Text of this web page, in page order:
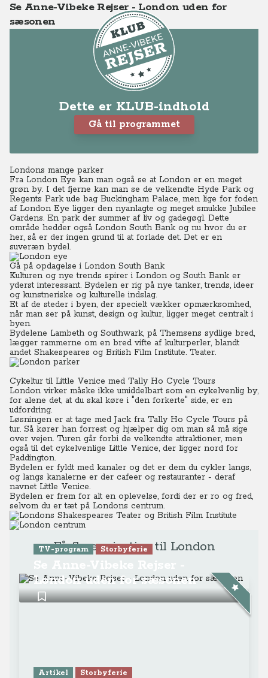
Se Anne-Vibeke Rejser - London uden for
sæsonen
Dette er KLUB-indhold
Gå til programmet
Londons mange parker
Fra London Eye kan man også se at London er en meget
grøn by. I det fjerne kan man se de velkendte Hyde Park og
Regents Park ude bag Buckingham Palace, men lige for foden
af London Eye ligger den nyanlagte og meget smukke Jubilee
Gardens. En park der summer af liv og gadegøgl. Dette
område hedder også London South Bank og nu hvor du er
her, så er der ingen grund til at forlade det. Det er en
suveræn bydel.
Gå på opdagelse i London South Bank
Kulturen og nye trends spirer i London og South Bank er
yderst interessant. Bydelen er rig på nye tanker, trends, ideer
og kunstneriske og kulturelle indslag.
Et af de steder i byen, der specielt vækker opmærksomhed,
når man ser på kunst, design og kultur, ligger meget centralt i
byen.
Bydelene Lambeth og Southwark, på Themsens sydlige bred,
lægger rammerne om en bred vifte af kulturperler, blandt
andet Shakespeares og British Film Institute. Teater.
Cykeltur til Little Venice med Tally Ho Cycle Tours
London virker måske ikke umiddelbart som en cykelvenlig by,
for alene det, at du skal køre i "den forkerte" side, er en
udfordring.
Løsningen er at tage med Jack fra Tally Ho Cycle Tours på
tur. Så kører han forrest og hjælper dig om man så må sige
over vejen. Turen går forbi de velkendte attraktioner, men
også til det cykelvenlige Little Venice, der ligger nord for
Paddington.
Bydelen er fyldt med kanaler og det er dem du cykler langs,
og langs kanalerne er der cafeer og restauranter - deraf
navnet Little Venice.
Bydelen er frem for alt en oplevelse, fordi der er ro og fred,
selvom du er tæt på Londons centrum.
Få flere rejsetips til London
TV-program Storbyferie
London uden for sæsonen
Artikel Storbyferie